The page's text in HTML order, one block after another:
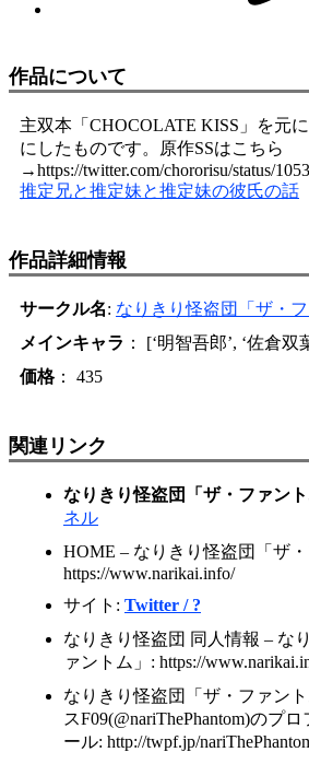
作品について
主双本「CHOCOLATE KISS」を元
にしたものです。原作SSはこちら
→https://twitter.com/chororisu/status/
推定兄と推定妹と推定妹の彼氏の話
作品詳細情報
サークル名: なりきり怪盗団「ザ・フ
メインキャラ ： [‘明智吾郎’, ‘佐倉双
価格： 435
関連リンク
なりきり怪盗団「ザ・ファント
ネル
HOME – なりきり怪盗団「ザ
https://www.narikai.info/
サイト: Twitter / ?
なりきり怪盗団 同人情報 – な
ァントム」: https://
なりきり怪盗団「ザ・ファン
スF09(@nariThePhantom)のプ
ール: http://twpf.jp/